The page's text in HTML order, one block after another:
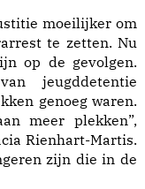
moeilijker om
te zetten. Nu
op de gevolgen.
jeugddetentie
genoeg waren.
meer plekken”,
Rienhart-Martis.
zijn die in de